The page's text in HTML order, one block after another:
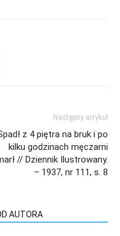
Następny artykuł
z 4 piętra na bruk i po
kilku godzinach męczarni
// Dziennik Ilustrowany.
– 1937, nr 111, s. 8
AUTORA